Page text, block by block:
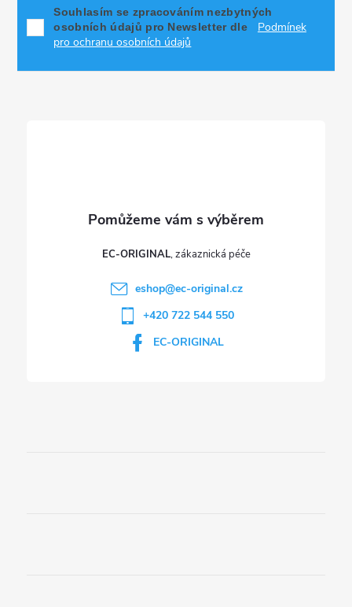
Souhlasím se zpracováním nezbytných
osobních údajů pro Newsletter dle
Podmínek
pro ochranu osobních údajů
EC-ORIGINAL
eshop@ec-original.cz
+420 722 544 550
EC-ORIGINAL